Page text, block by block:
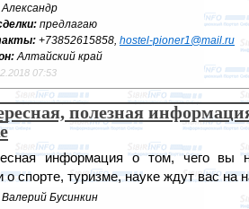
Александр
предлагаю
+73852615858, hostel-pioner1@mail.ru
Алтайский край
07:53
полезная
информация о том, чего вы
о спорте, туризме, науке ждут вас на
Валерий Бусинкин